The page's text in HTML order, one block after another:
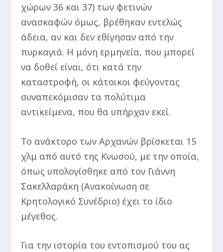
χώρων 36 και 37) των φετινών
ανασκαφών όμως, βρέθηκαν εντελώς
άδεια, αν και δεν εθίγησαν από την
πυρκαγιά. Η μόνη ερμηνεία, που μπορεί
να δοθεί είναι, ότι κατά την
καταστροφή, οι κάτοικοι φεύγοντας
συναπεκόμισαν τα πολύτιμα
αντικείμενα, που θα υπήρχαν εκεί.
Το ανάκτορο των Αρχανών βρίσκεται 15
χλμ από αυτό της Κνωσού, με την οποία,
όπως υπολογίσθηκε από τον Γιάννη
Σακελλαράκη (Ανακοίνωση σε
Κρητολογικό Συνέδριο) έχει το ίδιο
μέγεθος.
Για την ιστορία του εντοπισμού του ας